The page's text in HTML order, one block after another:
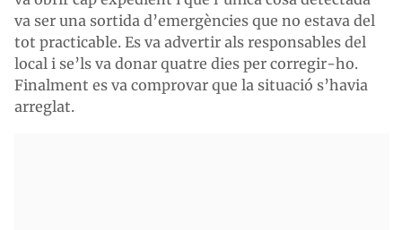
va ser una sortida d’emergències que no estava del
tot practicable. Es va advertir als responsables del
local i se’ls va donar quatre dies per corregir-ho.
Finalment es va comprovar que la situació s’havia
arreglat.